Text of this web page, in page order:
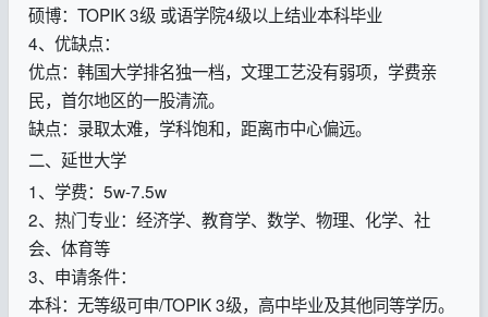
硕博：TOPIK 3级 或语学院4级以上结业本科毕业
4、优缺点：
优点：韩国大学排名独一档，文理工艺没有弱项，学费亲
民，首尔地区的一股清流。
缺点：录取太难，学科饱和，距离市中心偏远。
二、延世大学
1、学费：5w-7.5w
2、热门专业：经济学、教育学、数学、物理、化学、社
会、体育等
3、申请条件：
本科：无等级可申/TOPIK 3级，高中毕业及其他同等学历。